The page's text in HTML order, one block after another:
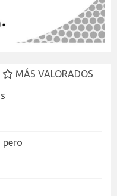
MÁS VALORADOS
pero